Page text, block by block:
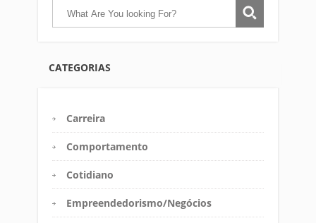
CATEGORIAS
Carreira
Comportamento
Cotidiano
Empreendedorismo/Negócios